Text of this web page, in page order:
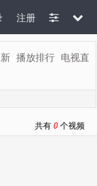
注册
播放排行 电视直
历史 古装 武侠 刑
美国 英国 新加坡
2009 2008 2007
共有0个视频